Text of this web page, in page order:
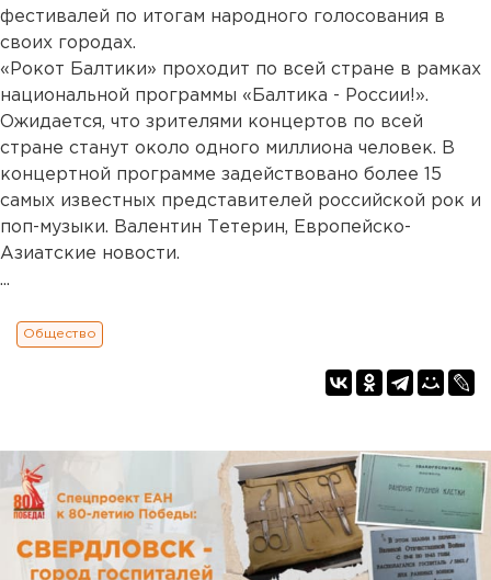
фестивалей по итогам народного голосования в
своих городах.
«Рокот Балтики» проходит по всей стране в рамках
национальной программы «Балтика - России!».
Ожидается, что зрителями концертов по всей
стране станут около одного миллиона человек. В
концертной программе задействовано более 15
самых известных представителей российской рок и
поп-музыки. Валентин Тетерин, Европейско-
Азиатские новости.
...
Общество